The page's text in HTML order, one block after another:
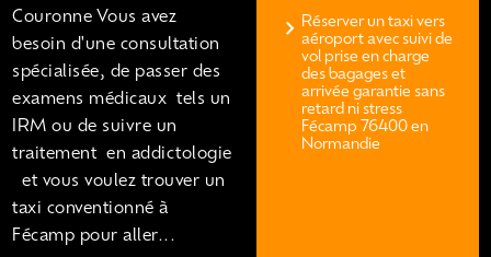
Couronne Vous avez
besoin d'une consultation
spécialisée, de passer des
examens médicaux tels un
IRM ou de suivre un
traitement en addictologie
et vous voulez trouver un
taxi conventionné à
Fécamp pour aller...
Réserver un taxi vers
aéroport avec suivi de
vol prise en charge
des bagages et
arrivée garantie sans
retard ni stress
Fécamp 76400 en
Normandie